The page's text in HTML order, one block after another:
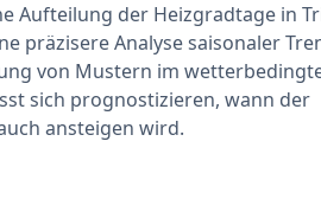
Aufteilung der Heizgradtage in
präzisere Analyse saisonaler
von Mustern im
sich prognostizieren, wann der
ansteigen wird.